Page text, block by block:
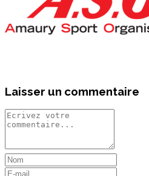
Laisser un commentaire